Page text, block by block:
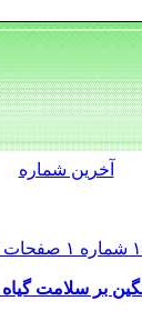
بر سلامت